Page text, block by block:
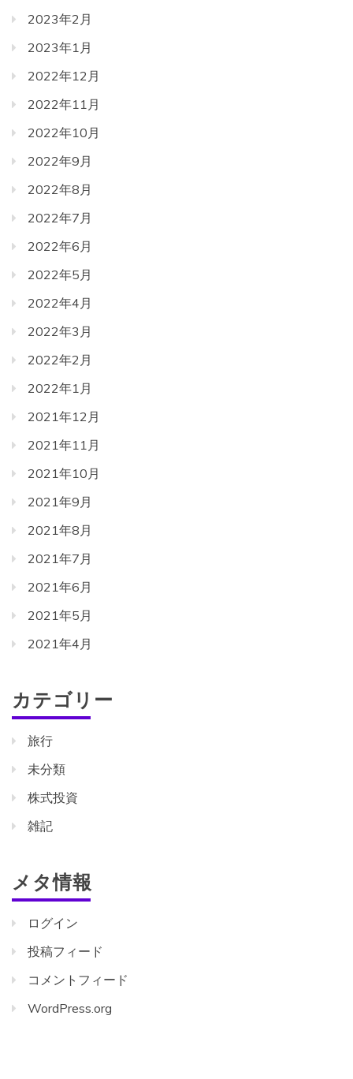
2023年2月
2023年1月
2022年12月
2022年11月
2022年10月
2022年9月
2022年8月
2022年7月
2022年6月
2022年5月
2022年4月
2022年3月
2022年2月
2022年1月
2021年12月
2021年11月
2021年10月
2021年9月
2021年8月
2021年7月
2021年6月
2021年5月
2021年4月
カテゴリー
旅行
未分類
株式投資
雑記
メタ情報
ログイン
投稿フィード
コメントフィード
WordPress.org